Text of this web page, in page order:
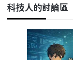
科技人的討論區